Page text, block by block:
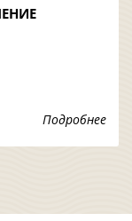
Подробнее